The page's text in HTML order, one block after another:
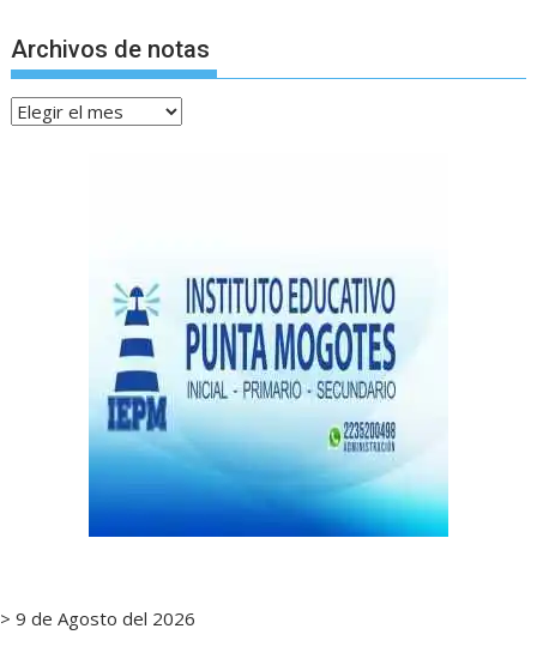
Archivos de notas
Archivos
> 9 de Agosto del 2026